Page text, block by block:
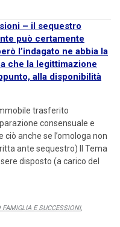
– il sequestro
può certamente
l’indagato ne abbia la
che la legittimazione
alla disponibilità
trasferito
consensuale e
anche se l’omologa non
ante sequestro) Il Tema
disposto (a carico del
FAMIGLIA E SUCCESSIONI,